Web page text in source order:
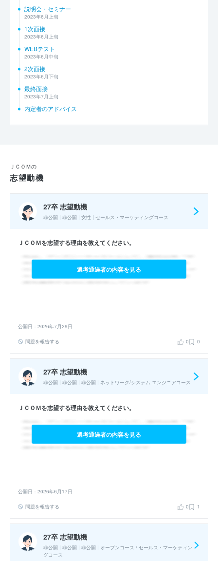
説明会・セミナー
2023年6月上旬
1次面接
2023年6月上旬
WEBテスト
2023年6月中旬
2次面接
2023年6月下旬
最終面接
2023年7月上旬
内定者のアドバイス
ＪＣＯＭの
志望動機
27卒 志望動機
非公開 | 非公開 | 女性 | セールス・マーケティングコース
ＪＣＯＭを志望する理由を教えてください。
選考通過者の内容を見る
公開日：2026年7月29日
問題を報告する 0 0
27卒 志望動機
非公開 | 非公開 | 非公開 | ネットワーク/システム エンジニアコース
ＪＣＯＭを志望する理由を教えてください。
選考通過者の内容を見る
公開日：2026年6月17日
問題を報告する 0 1
27卒 志望動機
非公開 | 非公開 | 非公開 | オープンコース / セールス・マーケティン
グコース